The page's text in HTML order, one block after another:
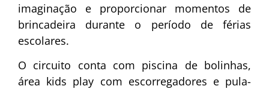
imaginação e proporcionar momentos de
brincadeira durante o período de férias
escolares.
O circuito conta com piscina de bolinhas,
área kids play com escorregadores e pula-